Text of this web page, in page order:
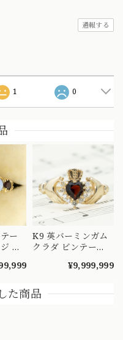
通報する
1 0
ー
一
ト オ
を感
K9 英バーミンガム
クラダ ビンテー
ーネット リング
情熱の赤を纏って～
diamond
¥9,999,999
た商品